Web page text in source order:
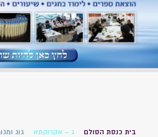
בית כנסת הסולם ג – אקרוקתא גוג